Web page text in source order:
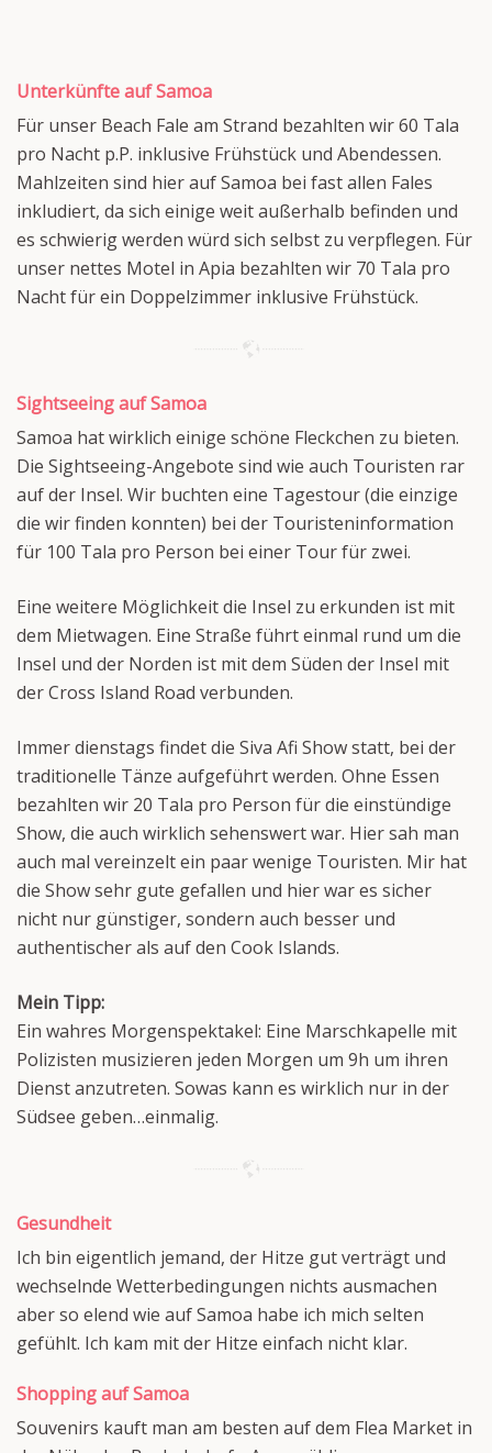
Unterkünfte auf Samoa
Für unser Beach Fale am Strand bezahlten wir 60 Tala
pro Nacht p.P. inklusive Frühstück und Abendessen.
Mahlzeiten sind hier auf Samoa bei fast allen Fales
inkludiert, da sich einige weit außerhalb befinden und
es schwierig werden würd sich selbst zu verpflegen. Für
unser nettes Motel in Apia bezahlten wir 70 Tala pro
Nacht für ein Doppelzimmer inklusive Frühstück.
Sightseeing auf Samoa
Samoa hat wirklich einige schöne Fleckchen zu bieten.
Die Sightseeing-Angebote sind wie auch Touristen rar
auf der Insel. Wir buchten eine Tagestour (die einzige
die wir finden konnten) bei der Touristeninformation
für 100 Tala pro Person bei einer Tour für zwei.
Eine weitere Möglichkeit die Insel zu erkunden ist mit
dem Mietwagen. Eine Straße führt einmal rund um die
Insel und der Norden ist mit dem Süden der Insel mit
der Cross Island Road verbunden.
Immer dienstags findet die Siva Afi Show statt, bei der
traditionelle Tänze aufgeführt werden. Ohne Essen
bezahlten wir 20 Tala pro Person für die einstündige
Show, die auch wirklich sehenswert war. Hier sah man
auch mal vereinzelt ein paar wenige Touristen. Mir hat
die Show sehr gute gefallen und hier war es sicher
nicht nur günstiger, sondern auch besser und
authentischer als auf den Cook Islands.
Mein Tipp:
Ein wahres Morgenspektakel: Eine Marschkapelle mit
Polizisten musizieren jeden Morgen um 9h um ihren
Dienst anzutreten. Sowas kann es wirklich nur in der
Südsee geben…einmalig.
Gesundheit
Ich bin eigentlich jemand, der Hitze gut verträgt und
wechselnde Wetterbedingungen nichts ausmachen
aber so elend wie auf Samoa habe ich mich selten
gefühlt. Ich kam mit der Hitze einfach nicht klar.
Shopping auf Samoa
Souvenirs kauft man am besten auf dem Flea Market in